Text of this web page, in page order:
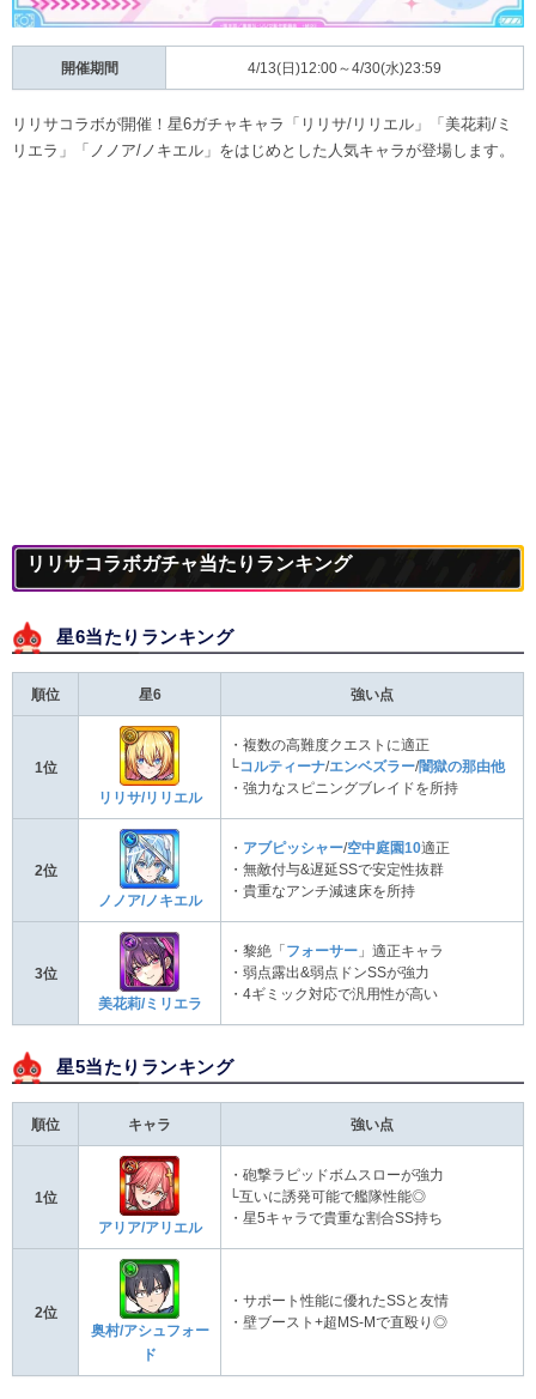
開催期間 4/13(日)12:00～4/30(水)23:59
リリサコラボが開催！星6ガチャキャラ「リリサ/リリエル」「美花莉/ミ
リエラ」「ノノア/ノキエル」をはじめとした人気キャラが登場します。
リリサコラボガチャ当たりランキング
星6当たりランキング
順位 星6 強い点
1位
リリサ/リリエル
・複数の高難度クエストに適正
└コルティーナ/エンベズラー/闇獄の那由他
・強力なスピニングブレイドを所持
2位
ノノア/ノキエル
・ アブピッシャー/空中庭園10適正
・無敵付与&遅延SSで安定性抜群
・貴重なアンチ減速床を所持
3位
美花莉/ミリエラ
・黎絶「 フォーサー 」適正キャラ
・弱点露出&弱点ドンSSが強力
・4ギミック対応で汎用性が高い
星5当たりランキング
順位 キャラ 強い点
1位
アリア/アリエル
・砲撃ラピッドボムスローが強力
└互いに誘発可能で艦隊性能◎
・星5キャラで貴重な割合SS持ち
2位
奥村/アシュフォー
ド
・サポート性能に優れたSSと友情
・壁ブースト+超MS-Mで直殴り◎